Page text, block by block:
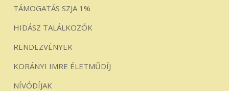
TÁMOGATÁS SZJA 1%
HIDÁSZ TALÁLKOZÓK
RENDEZVÉNYEK
KORÁNYI IMRE ÉLETMŰDÍJ
NÍVÓDÍJAK